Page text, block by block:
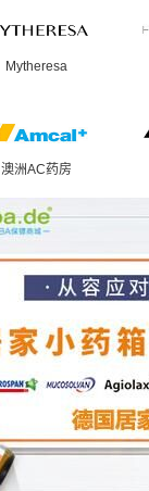
Mytheresa
澳洲AC药房